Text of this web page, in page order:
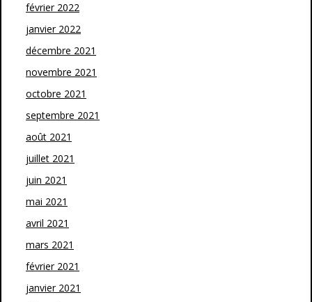
février 2022
janvier 2022
décembre 2021
novembre 2021
octobre 2021
septembre 2021
août 2021
juillet 2021
juin 2021
mai 2021
avril 2021
mars 2021
février 2021
janvier 2021